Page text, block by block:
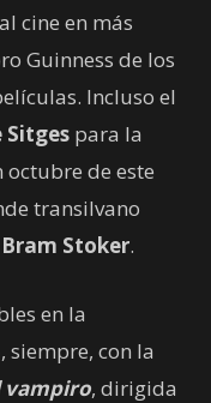
cine en más
Guinness de los
Incluso el
Sitges para la
octubre de este
transilvano
Bram Stoker.
en la
con la
vampiro, dirigida